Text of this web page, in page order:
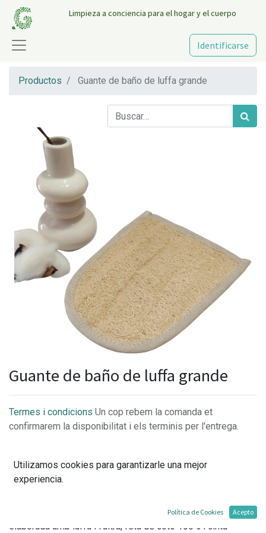
Limpieza a conciencia para el hogar y el cuerpo
Identificarse
Productos Guante de baño de luffa grande
Guante de baño de luffa grande
Termes i condicions Un cop rebem la comanda et
confirmarem la disponibilitat i els terminis per l'entrega.
Aquest guant de bany és ideal i un bàsic per la dutxa,
cames, esquena i braços. Està compost de dues cares, una,
elaborada amb luffa i l'altra, feta de cotó 100% i cinta
Utilizamos cookies para garantizarle una mejor
experiencia.
Política de Cookies Acepto